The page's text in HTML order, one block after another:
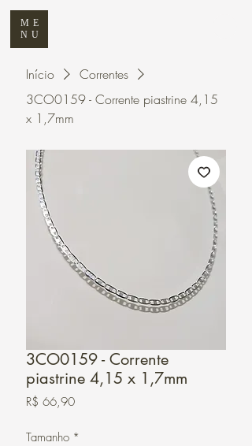
ME
NU
Início
Correntes
3CO0159 - Corrente piastrine 4,15
x 1,7mm
3CO0159 - Corrente
piastrine 4,15 x 1,7mm
R$ 66,90Preço
Tamanho *